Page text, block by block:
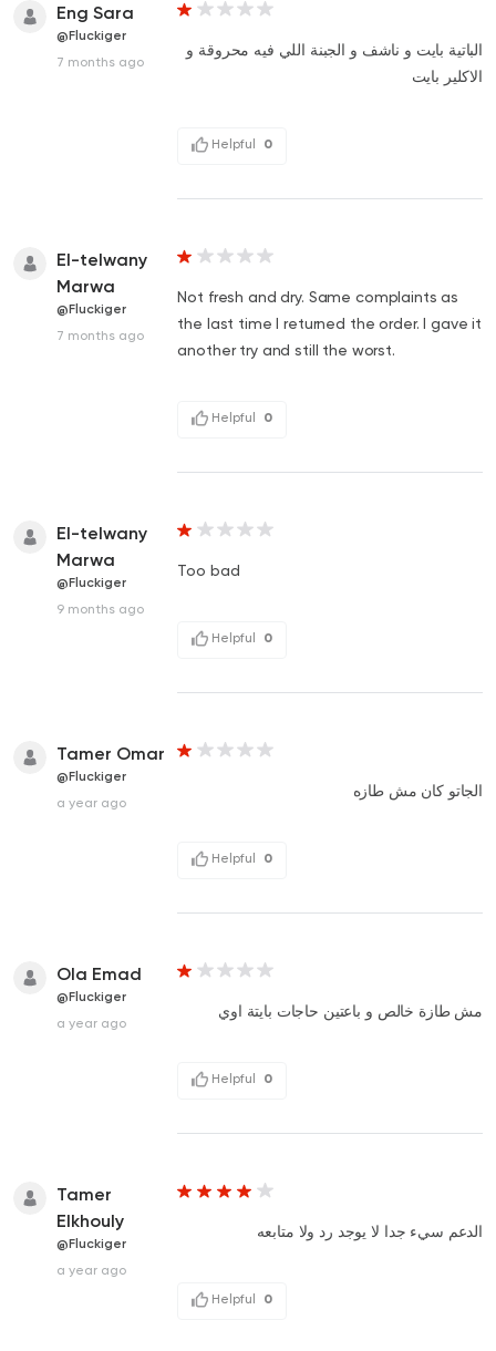
Eng Sara
@Fluckiger
7 months ago
الباتية بايت و ناشف و الجبنة اللي فيه محروقة و
الاكلير بايت
Helpful 0
El-telwany
Marwa
@Fluckiger
7 months ago
Not fresh and dry. Same complaints as
the last time I returned the order. I gave it
another try and still the worst.
Helpful 0
El-telwany
Marwa
@Fluckiger
9 months ago
Too bad
Helpful 0
Tamer Omar
@Fluckiger
a year ago
الجاتو كان مش طازه
Helpful 0
Ola Emad
@Fluckiger
a year ago
مش طازة خالص و باعتين حاجات بايتة اوي
Helpful 0
Tamer
Elkhouly
@Fluckiger
a year ago
الدعم سيء جدا لا يوجد رد ولا متابعه
Helpful 0